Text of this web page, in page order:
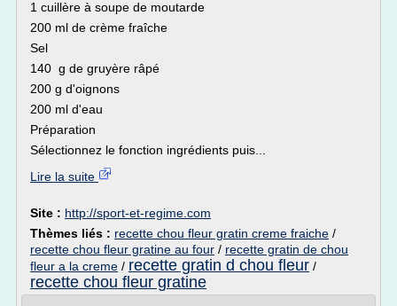
1 cuillère à soupe de moutarde
200 ml de crème fraîche
Sel
140 g de gruyère râpé
200 g d'oignons
200 ml d'eau
Préparation
Sélectionnez le fonction ingrédients puis...
Lire la suite
Site : http://sport-et-regime.com
Thèmes liés : recette chou fleur gratin creme fraiche /
recette chou fleur gratine au four / recette gratin de chou
fleur a la creme / recette gratin d chou fleur /
recette chou fleur gratine